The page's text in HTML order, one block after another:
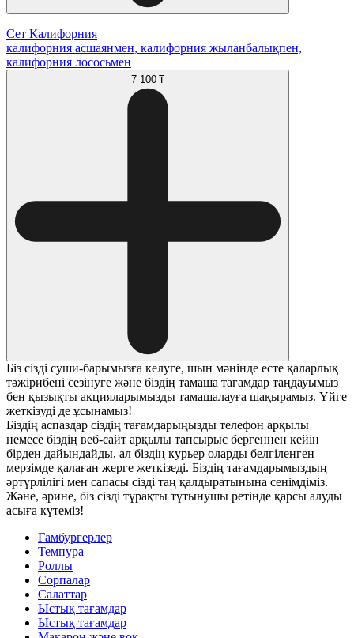
Сет Калифорния
калифорния асшаянмен, калифорния жыланбалықпен,
калифорния лососьмен
7 100 ₸
Біз сізді суши-барымызға келуге, шын мәнінде есте қаларлық
тәжірибені сезінуге және біздің тамаша тағамдар таңдауымыз
бен қызықты акцияларымызды тамашалауға шақырамыз. Үйге
жеткізуді де ұсынамыз!
Біздің аспаздар сіздің тағамдарыңызды телефон арқылы
немесе біздің веб-сайт арқылы тапсырыс бергеннен кейін
бірден дайындайды, ал біздің курьер оларды белгіленген
мерзімде қалаған жерге жеткізеді. Біздің тағамдарымыздың
әртүрлілігі мен сапасы сізді таң қалдыратынына сенімдіміз.
Және, әрине, біз сізді тұрақты тұтынушы ретінде қарсы алуды
асыға күтеміз!
Гамбургерлер
Темпура
Роллы
Сорпалар
Салаттар
Ыстық тағамдар
Ыстық тағамдар